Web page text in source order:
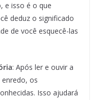
e isso é o que
deduz o significado
de você esquecê-las
: Após ler e ouvir a
os
Isso ajudará